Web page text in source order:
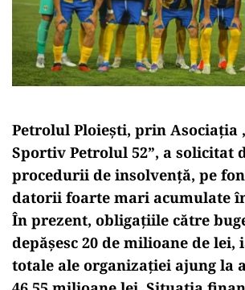
Petrolul Ploiești, prin Asociația
Sportiv Petrolul 52”, a solicitat
procedurii de insolvență, pe
datorii foarte mari acumulate
În prezent, obligațiile către
depășesc 20 de milioane de
totale ale organizației ajung la